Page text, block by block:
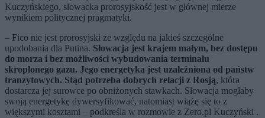
Kuczyńskiego, słowacka prorosyjskość jest w głównej mierze
wynikiem politycznej pragmatyki.
– Fico nie jest prorosyjski ze względu na jakieś szczególne
upodobania dla Putina. Słowacja jest krajem małym, bez dostępu
do morza i bez możliwości wybudowania terminalu
skroplonego gazu. Jego energetyka jest uzależniona od państw
tranzytowych. Stąd potrzeba dobrych relacji z Rosją, która
dostarcza jej surowce po obniżonych stawkach. Słowacja mogłaby
swoją energetykę dywersyfikować, natomiast wiążę się to z
większymi kosztami – podkreśla w rozmowie z Zero.pl Kuczyński .